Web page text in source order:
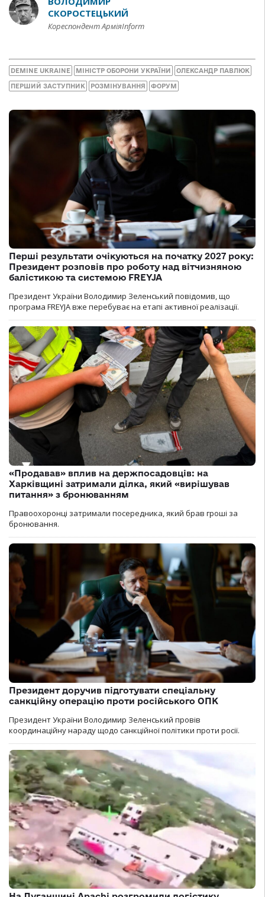
СКОРОСТЕЦЬКИЙ
Кореспондент АрміяInform
DEMINE UKRAINE МІНІСТР ОБОРОНИ УКРАЇНИ ОЛЕКСАНДР ПАВЛЮК
ПЕРШИЙ ЗАСТУПНИК РОЗМІНУВАННЯ ФОРУМ
Перші результати очікуються на початку 2027 року:
Президент розповів про роботу над вітчизняною
балістикою та системою FREYJA
Президент України Володимир Зеленський повідомив, що
програма FREYJA вже перебуває на етапі активної реалізації.
«Продавав» вплив на держпосадовців: на
Харківщині затримали ділка, який «вирішував
питання» з бронюванням
Правоохоронці затримали посередника, який брав гроші за
бронювання.
Президент доручив підготувати спеціальну
санкційну операцію проти російського ОПК
Президент України Володимир Зеленський провів
координаційну нараду щодо санкційної політики проти росії.